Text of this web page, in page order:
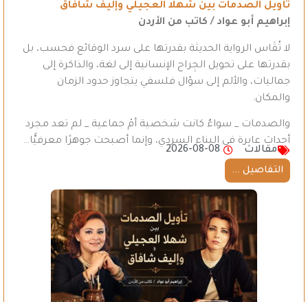
تأويل الصدمات بين شهلا العجيلي وإليف شافاق
إبراهيم أبو عواد / كاتب من الأردن
لا تُقَاس الرواية الحديثة بقدرتها على سرد الوقائع فحسب، بل
بقدرتها على تحويل الجِراح الإنسانية إلى لغة، والذاكرة إلى
جماليات، والألم إلى سؤال فلسفي يتجاوز حدود الزمان
والمكان.
والصدمات _ سواءٌ كانت شخصية أمْ جماعية _ لم تعد مجرد
أحداث عابرة في البناء السردي، وإنما أصبحت جوهرًا معرفيًّا…
مقالات
2026-08-08
التفاصيل ...